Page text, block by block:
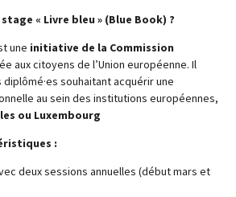
« Livre bleu » (Blue Book) ?
une initiative de la Commission
aux citoyens de l’Union européenne. Il
diplômé·es souhaitant acquérir une
au sein des institutions européennes,
ou Luxembourg
:
deux sessions annuelles (début mars et